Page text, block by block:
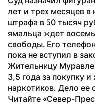
лет и трех месяцев
штрафа в 50 тысяч
ямальца ждет
свободы. Его
пока не вступил в
Жительницу
3,5 года за покупку
наркотиков. Дело ее
Читайте «Север-